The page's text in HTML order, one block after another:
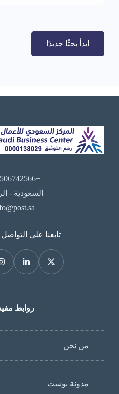
ابدأ بحثًا جديدًا
+966506742566
السعودية -
تابعنا على
روابط
من نحن
مدونة بوست